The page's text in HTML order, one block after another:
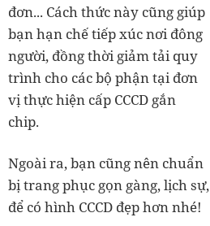
đơn... Cách thức này cũng giúp
bạn hạn chế tiếp xúc nơi đông
người, đồng thời giảm tải quy
trình cho các bộ phận tại đơn
vị thực hiện cấp CCCD gắn
chip.
Ngoài ra, bạn cũng nên chuẩn
bị trang phục gọn gàng, lịch sự,
để có hình CCCD đẹp hơn nhé!